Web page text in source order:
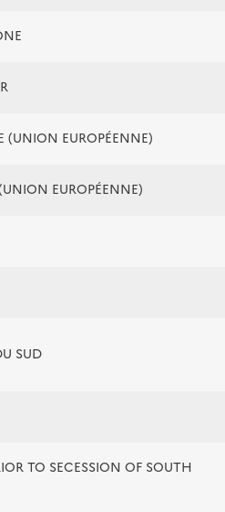
(UNION EUROPÉENNE)
EUROPÉENNE)
SUD
TO SECESSION OF SOUTH